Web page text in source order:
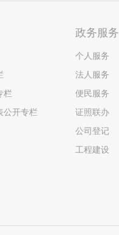
栏
公开专栏
政务服务
个人服务
法人服务
便民服务
证照联办
公司登记
工程建设